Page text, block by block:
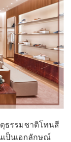
ธรรมชาติโทนสี
เป็นเอกลักษณ์